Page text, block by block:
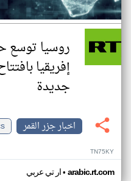
روسيا توسع
جديدة
اخبار جزر القمر
TN75KY
ار تي عربي• arabic.rt.com